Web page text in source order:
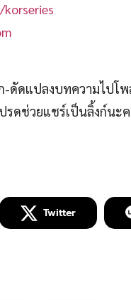
ดัดแปลงบทความไปโพ
รดช่วยแชร์เป็นลิ้งก์นะ
Twitter